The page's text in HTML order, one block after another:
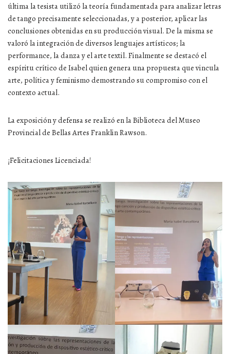
última la tesista utilizó la teoría fundamentada para analizar letras
de tango precisamente seleccionadas, y a posterior, aplicar las
conclusiones obtenidas en su producción visual. De la misma se
valoró la integración de diversos lenguajes artísticos; la
performance, la danza y el arte textil. Finalmente se destacó el
espíritu crítico de Isabel quien genera una propuesta que vincula
arte, política y feminismo demostrando su compromiso con el
contexto actual.
La exposición y defensa se realizó en la Biblioteca del Museo
Provincial de Bellas Artes Franklin Rawson.
¡Felicitaciones Licenciada!